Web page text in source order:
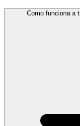
Como funciona a